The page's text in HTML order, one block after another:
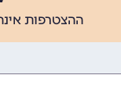
ההצטרפות אינה כרוכה